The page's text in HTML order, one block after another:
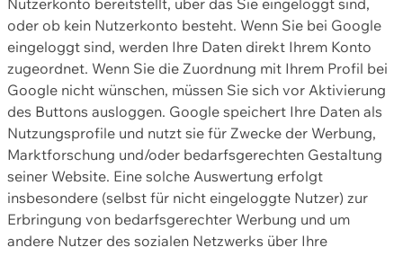
Nutzerkonto bereitstellt, über das Sie eingeloggt sind,
oder ob kein Nutzerkonto besteht. Wenn Sie bei Google
eingeloggt sind, werden Ihre Daten direkt Ihrem Konto
zugeordnet. Wenn Sie die Zuordnung mit Ihrem Profil bei
Google nicht wünschen, müssen Sie sich vor Aktivierung
des Buttons ausloggen. Google speichert Ihre Daten als
Nutzungsprofile und nutzt sie für Zwecke der Werbung,
Marktforschung und/oder bedarfsgerechten Gestaltung
seiner Website. Eine solche Auswertung erfolgt
insbesondere (selbst für nicht eingeloggte Nutzer) zur
Erbringung von bedarfsgerechter Werbung und um
andere Nutzer des sozialen Netzwerks über Ihre